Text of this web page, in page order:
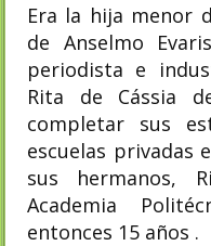
Era la hija menor
de Anselmo
periodista e
Rita de Cássia
completar sus
escuelas privadas
sus hermanos,
Academia
entonces 15 años .